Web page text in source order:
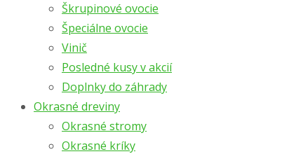
Škrupinové ovocie
Špeciálne ovocie
Vinič
Posledné kusy v akcií
Doplnky do záhrady
Okrasné dreviny
Okrasné stromy
Okrasné kríky